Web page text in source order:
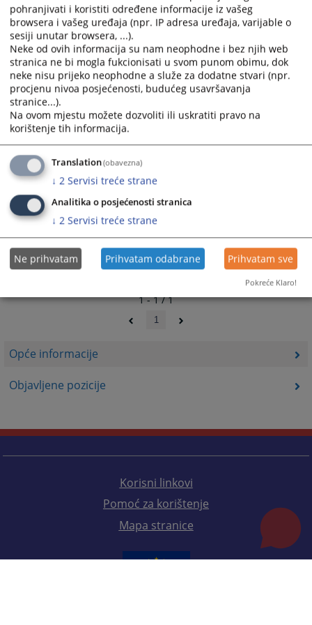
Opće informacije
Objavljene pozicije
uništavanje službene ispraveizčl. 379.stav 1. KZ RS.
3673PREGLEDA
1 - 1 / 1
1
Korisni linkovi
Pomoć za korištenje
Mapa stranice
pohranjivati i koristiti određene informacije iz vašeg
browsera i vašeg uređaja (npr. IP adresa uređaja, varijable o
sesiji unutar browsera, ...).
Neke od ovih informacija su nam neophodne i bez njih web
stranica ne bi mogla fukcionisati u svom punom obimu, dok
neke nisu prijeko neophodne a služe za dodatne stvari (npr.
procjenu nivoa posjećenosti, budućeg usavršavanja
stranice...).
Na ovom mjestu možete dozvoliti ili uskratiti pravo na
korištenje tih informacija.
Translation(obavezna)
↓ 2 Servisi treće strane
Analitika o posjećenosti stranica
↓ 2 Servisi treće strane
Ne prihvatam Prihvatam odabrane Prihvatam sve
Pokreće Klaro!